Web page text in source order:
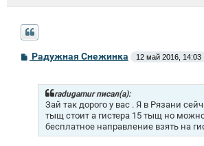
С
о
Радужная Снежинка 12 май 2016, 14:03
radugamur писал(а):
Зай так дорого у вас . Я в Рязани
тыщ стоит а гистера 15 тыщ но
бесплатное направление взять на